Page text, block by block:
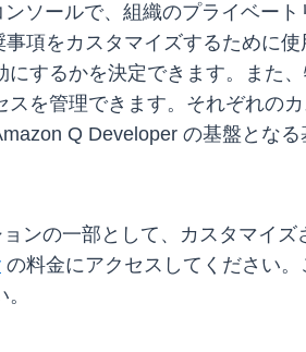
ソールで、組織のプライベー
項をカスタマイズするために
するかを決定できます。また
を管理できます。それぞれの
Q Developer の基盤とな
ンの一部として、カスタマイ
の料金にアクセスしてください。